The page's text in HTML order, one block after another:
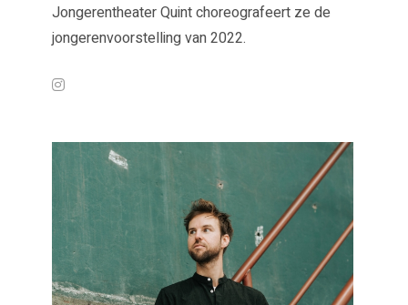
Jongerentheater Quint choreografeert ze de
jongerenvoorstelling van 2022.